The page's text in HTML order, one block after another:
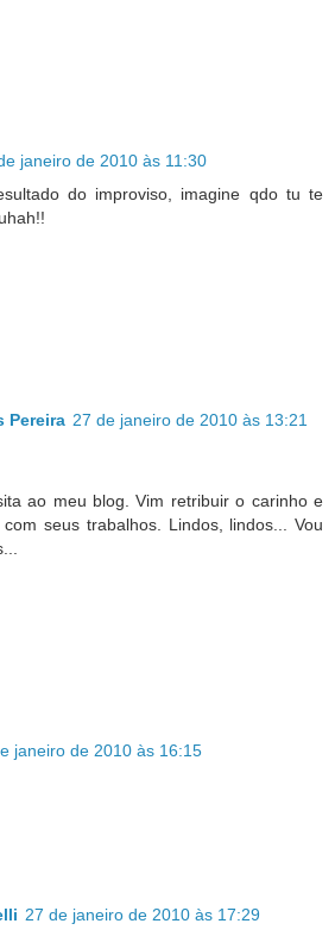
janeiro de 2010 às 11:30
do improviso, imagine qdo tu te
Pereira 27 de janeiro de 2010 às 13:21
ao meu blog. Vim retribuir o carinho e
seus trabalhos. Lindos, lindos... Vou
janeiro de 2010 às 16:15
27 de janeiro de 2010 às 17:29